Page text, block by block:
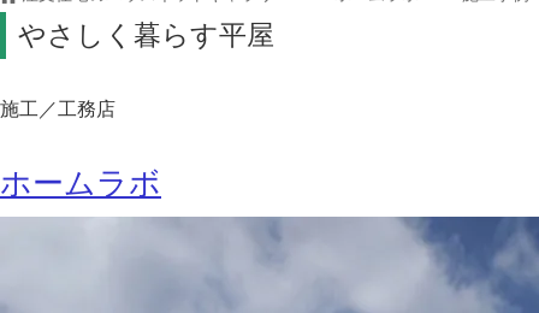
やさしく暮らす平屋
施工／工務店
ホームラボ